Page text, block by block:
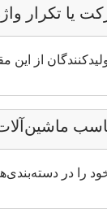
یا تکرار
ماشین‌آلات